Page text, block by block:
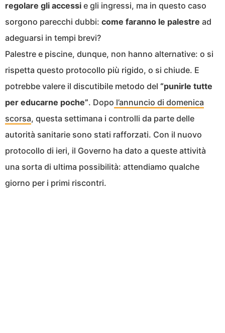
regolare gli accessi e gli ingressi, ma in questo caso
sorgono parecchi dubbi: come faranno le palestre ad
adeguarsi in tempi brevi?
Palestre e piscine, dunque, non hanno alternative: o si
rispetta questo protocollo più rigido, o si chiude. E
potrebbe valere il discutibile metodo del “punirle tutte
per educarne poche”. Dopo l’annuncio di domenica
scorsa, questa settimana i controlli da parte delle
autorità sanitarie sono stati rafforzati. Con il nuovo
protocollo di ieri, il Governo ha dato a queste attività
una sorta di ultima possibilità: attendiamo qualche
giorno per i primi riscontri.